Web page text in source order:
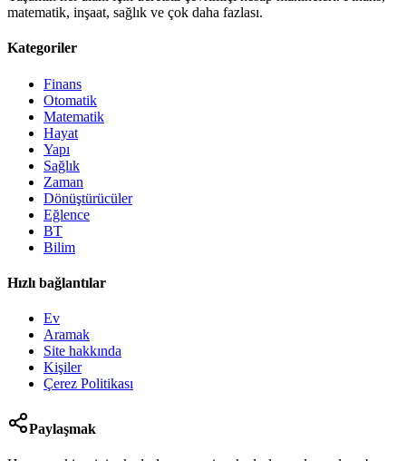
matematik, inşaat, sağlık ve çok daha fazlası.
Kategoriler
Finans
Otomatik
Matematik
Hayat
Yapı
Sağlık
Zaman
Dönüştürücüler
Eğlence
BT
Bilim
Hızlı bağlantılar
Ev
Aramak
Site hakkında
Kişiler
Çerez Politikası
Paylaşmak